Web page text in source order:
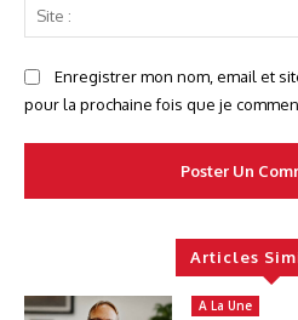
Enregistrer mon nom, email et
pour la prochaine fois que je
Articles
A La Une